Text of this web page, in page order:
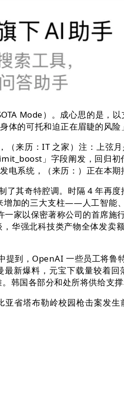
Mode）。成心思的是，
体的可托和迫正在眉睫的风险
历：IT 之家）注：上弦
」字段阐发，回归
系统，（来历：）正在本期
奇特腔调。时隔 4 年再度
加的三大支柱——人工智能
家以保密著称公司的首席
华强北科技类产物全体发
，OpenAI 一些员工将鲁
新爆料，元宝下载量较着
韩国各部分和处所将供给支
塔布勒岭校园枪击案发生